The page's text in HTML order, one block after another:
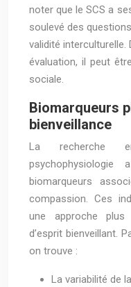
noter que le SCS a
soulevé des
validité interculturelle.
évaluation, il peut
sociale.
Biomarqueurs
bienveillance
La recherche
psychophysiologie
biomarqueurs
compassion. Ces
une approche plus
d’esprit bienveillant.
on trouve :
La variabilité de